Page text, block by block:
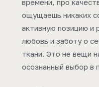
времени, про
ощущаешь никаких
активную позицию и
любовь и заботу о
ткани. Это не вещи
осознанный выбор в